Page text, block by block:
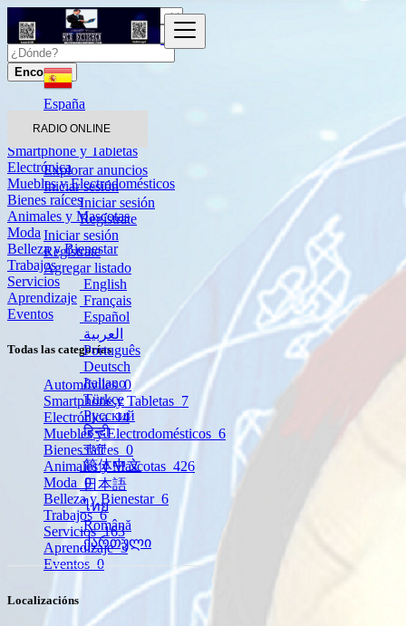
RADIO ONLINE
Explorar anuncios
Iniciar sesión
Iniciar sesión
Regístrate
Iniciar sesión
Regístrate
Agregar listado
English
Français
Español
العربية
Português
Deutsch
Italiano
Türkçe
Русский
हिन्दी
বাংলা
简体中文
日本語
ไทย
Română
ქართული
Encontrar
España
Automóviles
Smartphone y Tabletas
Electrónica
Muebles y Electrodomésticos
Bienes raíces
Animales y Mascotas
Moda
Belleza y Bienestar
Trabajos
Servicios
Aprendizaje
Eventos
Todas las categorías
Automóviles0
Smartphone y Tabletas 7
Electrónica14
Muebles y Electrodomésticos 6
Bienes raíces 0
Animales y Mascotas 426
Moda 0
Belleza y Bienestar 6
Trabajos6
Servicios163
Aprendizaje3
Eventos 0
Localizacións